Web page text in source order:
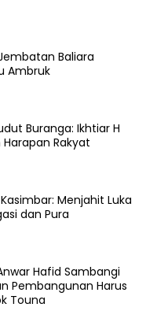
Baliara
Ambruk
Buranga: Ikhtiar H
Rakyat
Menjahit Luka
dan Pura
Hafid Sambangi
Pembangunan Harus
Touna